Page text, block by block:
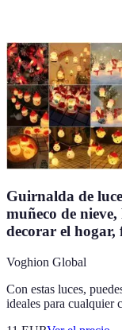
Guirnalda de
muñeco de
decorar el hogar,
Voghion Global
Con estas luces,
ideales para cualquier